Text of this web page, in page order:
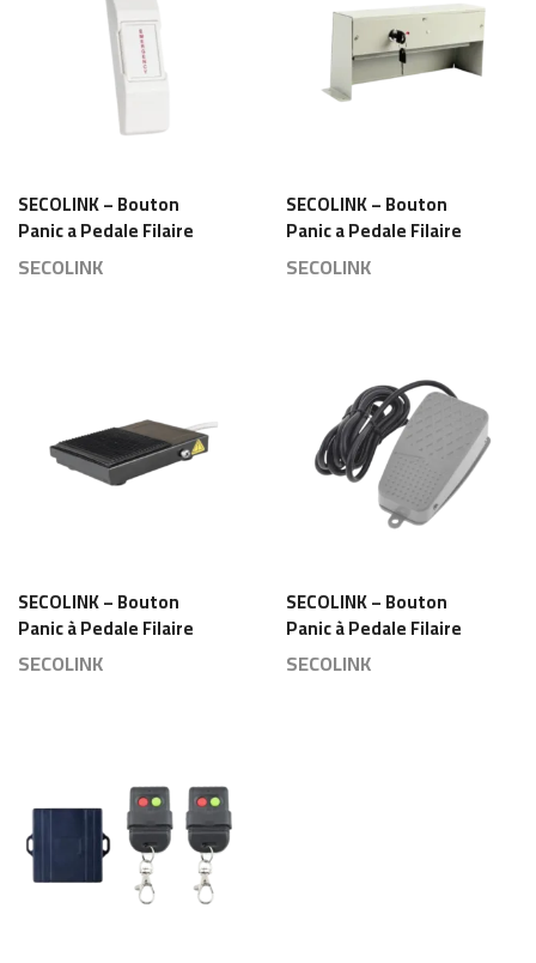
SECOLINK – Bouton
Panic a Pedale Filaire
Switch NO/GND/NC –
BP-76
SECOLINK
SECOLINK – Bouton
Panic a Pedale Filaire
Switch NO/GND/NC –
BP-012
SECOLINK
SECOLINK – Bouton
Panic à Pedale Filaire
Switch NO/GND/NO –
PPA-103
SECOLINK
SECOLINK – Bouton
Panic à Pedale Filaire
Switch NC/COM/NO –
JT-01
SECOLINK